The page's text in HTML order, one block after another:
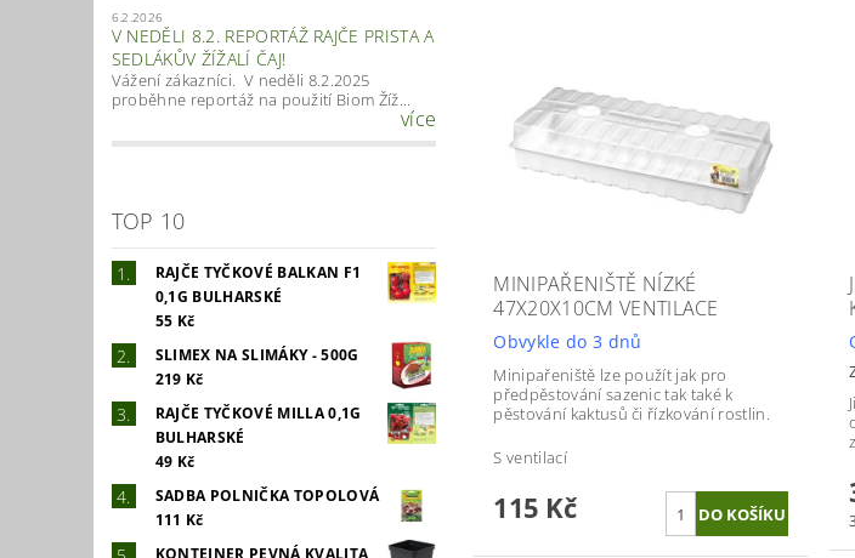
6.2.2026
V NEDĚLI 8.2. REPORTÁŽ RAJČE PRISTA A
SEDLÁKŮV ŽÍŽALÍ ČAJ!
Vážení zákazníci. V neděli 8.2.2025
proběhne reportáž na použití Biom Žíž...
více
TOP 10
RAJČE TYČKOVÉ BALKAN F1
0,1G BULHARSKÉ
55 Kč
SLIMEX NA SLIMÁKY - 500G
219 Kč
RAJČE TYČKOVÉ MILLA 0,1G
BULHARSKÉ
49 Kč
SADBA POLNIČKA TOPOLOVÁ
111 Kč
KONTEJNER PEVNÁ KVALITA
MINIPAŘENIŠTĚ NÍZKÉ
47X20X10CM VENTILACE
Obvykle do 3 dnů
Minipařeniště lze použít jak pro
předpěstování sazenic tak také k
pěstování kaktusů či řízkování rostlin.
S ventilací
115 Kč